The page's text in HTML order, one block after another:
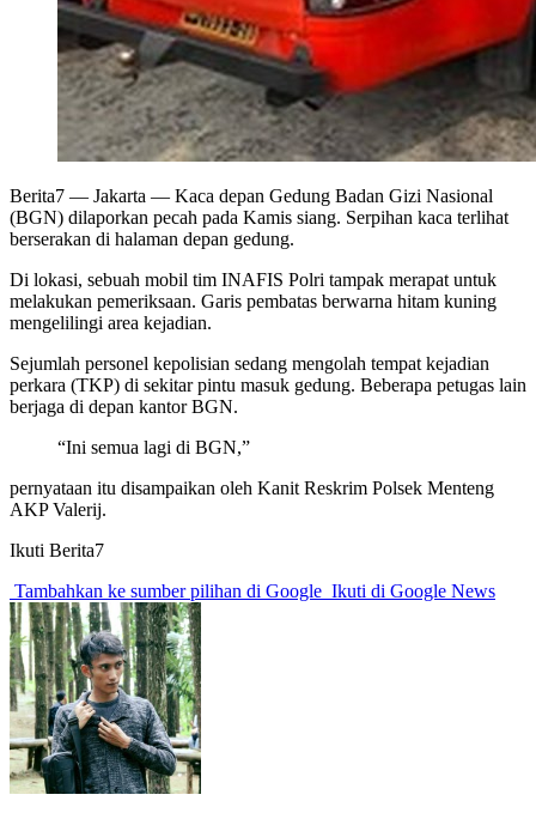
Berita7 — Jakarta — Kaca depan Gedung Badan Gizi Nasional
(BGN) dilaporkan pecah pada Kamis siang. Serpihan kaca terlihat
berserakan di halaman depan gedung.
Di lokasi, sebuah mobil tim INAFIS Polri tampak merapat untuk
melakukan pemeriksaan. Garis pembatas berwarna hitam kuning
mengelilingi area kejadian.
Sejumlah personel kepolisian sedang mengolah tempat kejadian
perkara (TKP) di sekitar pintu masuk gedung. Beberapa petugas lain
berjaga di depan kantor BGN.
“Ini semua lagi di BGN,”
pernyataan itu disampaikan oleh Kanit Reskrim Polsek Menteng
AKP Valerij.
Ikuti Berita7
Tambahkan ke sumber pilihan di Google Ikuti di Google News